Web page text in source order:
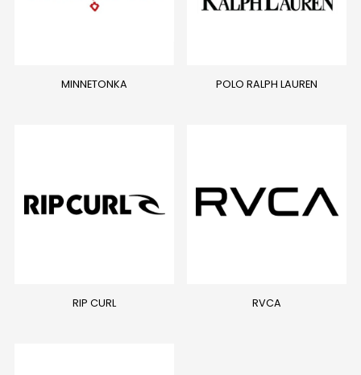
MINNETONKA POLO RALPH LAUREN
RIP CURL RVCA